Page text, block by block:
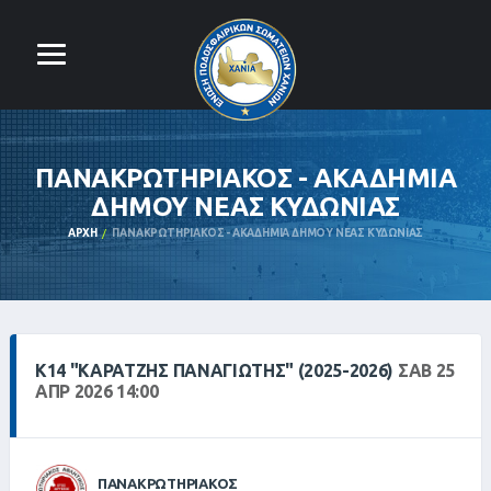
ΠΑΝΑΚΡΩΤΗΡΙΑΚΟΣ - ΑΚΑΔΗΜΙΑ
ΔΗΜΟΥ ΝΕΑΣ ΚΥΔΩΝΙΑΣ
ΑΡΧΉ ΠΑΝΑΚΡΩΤΗΡΙΑΚΟΣ - ΑΚΑΔΗΜΙΑ ΔΗΜΟΥ ΝΕΑΣ ΚΥΔΩΝΙΑΣ
Κ14 "ΚΑΡΑΤΖΉΣ ΠΑΝΑΓΙΏΤΗΣ" (2025-2026) ΣΑΒ 25
ΑΠΡ 2026 14:00
ΠΑΝΑΚΡΩΤΗΡΙΑΚΟΣ